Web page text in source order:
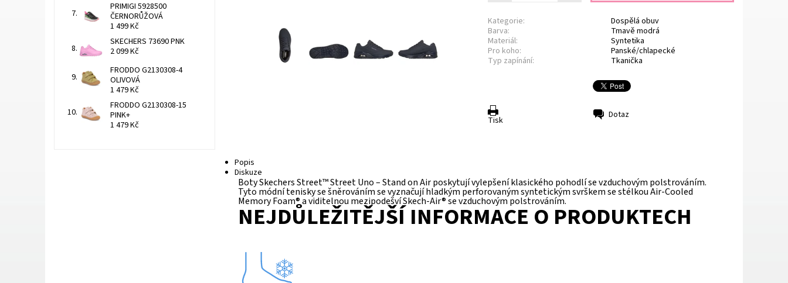
Kategorie:
Dospělá obuv
Barva:
Tmavě modrá
Materiál:
Syntetika
Pro koho:
Panské/chlapecké
Typ zapínání:
Tkanička
Tisk Dotaz
Popis
Diskuze
Boty Skechers Street™ Street Uno – Stand on Air poskytují vylepšení klasického pohodlí se vzduchovým polstrováním.
Tyto módní tenisky se šněrováním se vyznačují hladkým perforovaným syntetickým svrškem se stélkou Air-Cooled
Memory Foam® a viditelnou mezipodešví Skech-Air® se vzduchovým polstrováním.
NEJDŮLEŽITĚJŠÍ INFORMACE O PRODUKTECH
PRIMIGI 5928500
ČERNORŮŽOVÁ
1 499 Kč
SKECHERS 73690 PNK
2 099 Kč
FRODDO G2130308-4
OLIVOVÁ
1 479 Kč
FRODDO G2130308-15
PINK+
1 479 Kč